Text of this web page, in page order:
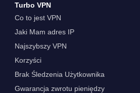
Turbo VPN
Co to jest VPN
Jaki Mam adres IP
Najszybszy VPN
Korzyści
Brak Śledzenia Użytkownika
Gwarancja zwrotu pieniędzy